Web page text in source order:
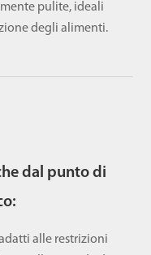
pulite, ideali
degli alimenti.
dal punto di
alle restrizioni